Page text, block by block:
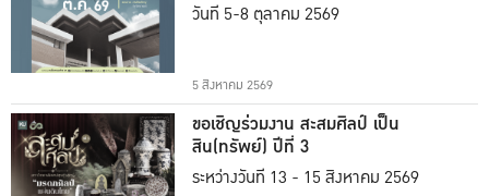
วันที่ 5-8 ตุลาคม 2569
5 สิงหาคม 2569
ขอเชิญร่วมงาน สะสมศิลป์ เป็น
สิน(ทรัพย์) ปีที่ 3
ระหว่างวันที่ 13 - 15 สิงหาคม 2569